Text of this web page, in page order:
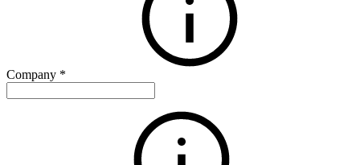
Company *